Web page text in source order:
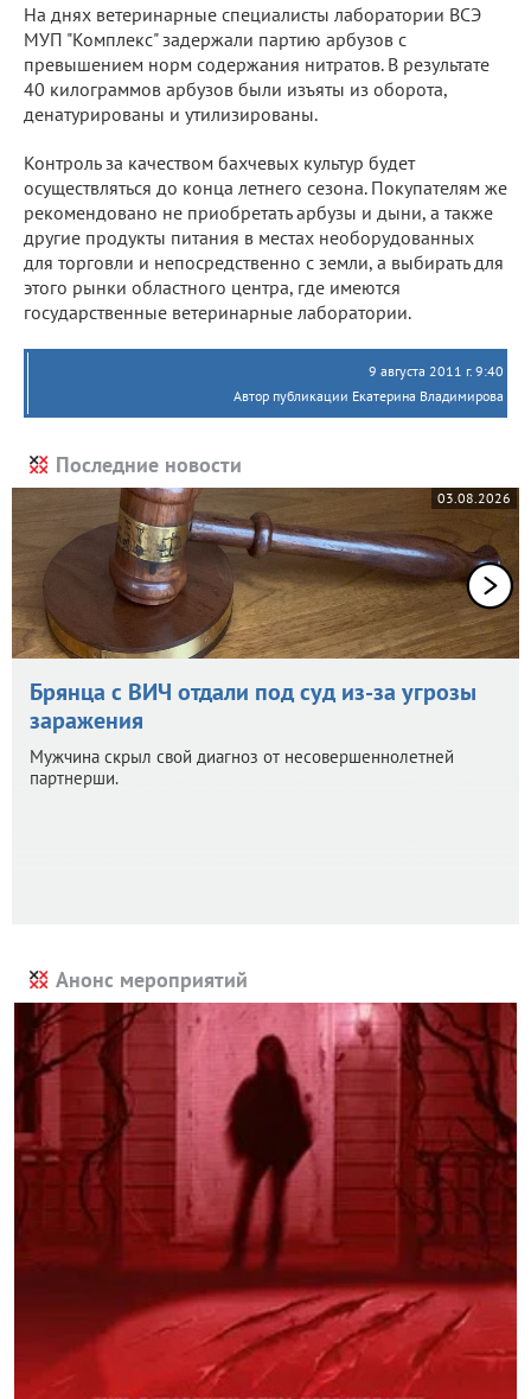
На днях ветеринарные специалисты лаборатории ВСЭ
МУП "Комплекс" задержали партию арбузов с
превышением норм содержания нитратов. В результате
40 килограммов арбузов были изъяты из оборота,
денатурированы и утилизированы.
Контроль за качеством бахчевых культур будет
осуществляться до конца летнего сезона. Покупателям же
рекомендовано не приобретать арбузы и дыни, а также
другие продукты питания в местах необорудованных
для торговли и непосредственно с земли, а выбирать для
этого рынки областного центра, где имеются
государственные ветеринарные лаборатории.
9 августа 2011 г. 9:40
Автор публикации Екатерина Владимирова
Последние новости
03.08.2026
Брянца с ВИЧ отдали под суд из-за угрозы
заражения
Мужчина скрыл свой диагноз от несовершеннолетней
партнерши.
Анонс мероприятий